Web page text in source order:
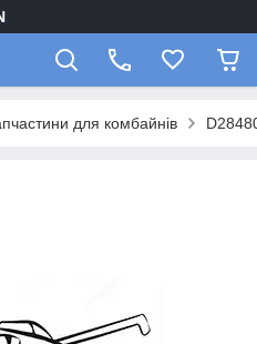
для комбайнів